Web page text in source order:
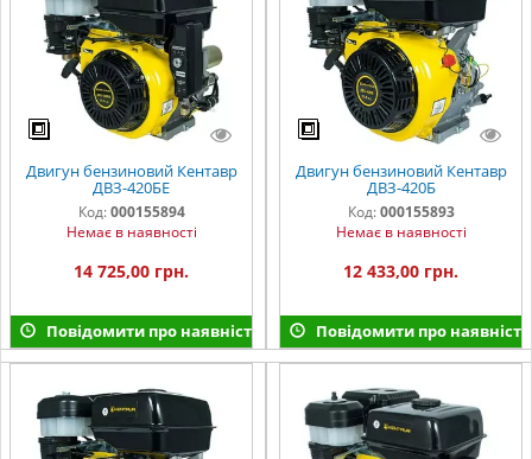
Двигун бензиновий Кентавр
ДВЗ-420БЕ
Код: 000155894
Немає в наявності
14 725,00 грн.
Повідомити про наявність
Двигун бензиновий Кентавр
ДВЗ-420Б
Код: 000155893
Немає в наявності
12 433,00 грн.
Повідомити про наявність